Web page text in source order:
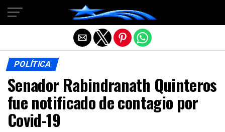
POLÍTICA
Senador Rabindranath Quinteros
fue notificado de contagio por
Covid-19
Salir de la versión móvil